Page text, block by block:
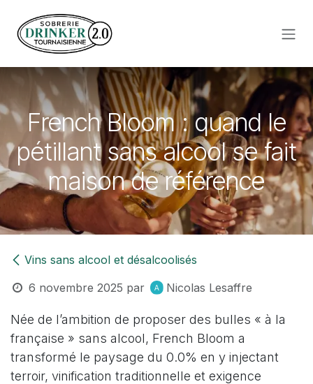
French Bloom : quand le
pétillant sans alcool se fait
maison de référence
Vins sans alcool et désalcoolisés
6 novembre 2025 par Nicolas Lesaffre
Née de l’ambition de proposer des bulles « à la
française » sans alcool, French Bloom a
transformé le paysage du 0.0% en y injectant
terroir, vinification traditionnelle et exigence